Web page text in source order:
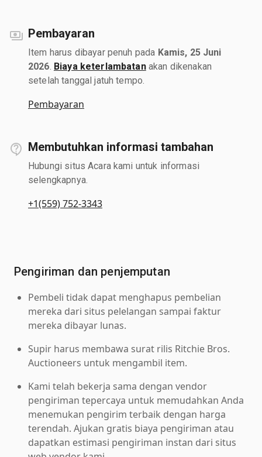
Pembayaran
Item harus dibayar penuh pada Kamis, 25 Juni
2026 Biaya keterlambatanakan dikenakan
setelah tanggal jatuh tempo.
Pembayaran
Membutuhkan informasi tambahan
Hubungi situs Acara kami untuk informasi
selengkapnya.
+1(559) 752-3343
Pengiriman dan penjemputan
Pembeli tidak dapat menghapus pembelian
mereka dari situs pelelangan sampai faktur
mereka dibayar lunas.
Supir harus membawa surat rilis Ritchie Bros.
Auctioneers untuk mengambil item.
Kami telah bekerja sama dengan vendor
pengiriman tepercaya untuk memudahkan Anda
menemukan pengirim terbaik dengan harga
terendah. Ajukan gratis biaya pengiriman atau
dapatkan estimasi pengiriman instan dari situs